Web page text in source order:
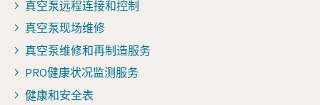
真空泵远程连接和控制
真空泵现场维修
真空泵维修和再制造服务
PRO健康状况监测服务
健康和安全表